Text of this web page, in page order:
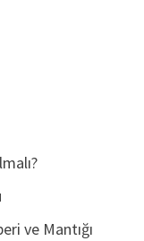
ve Mantığı